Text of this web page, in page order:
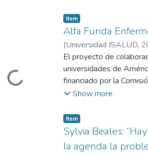
Loading...
Item
Alfa Funda
(Universidad ISALUD,
El proyecto de
universidades de
financiado por la
reducir las barreras que
personal auxiliar y
Show more
Item
Sylvia Beales:
la agenda la